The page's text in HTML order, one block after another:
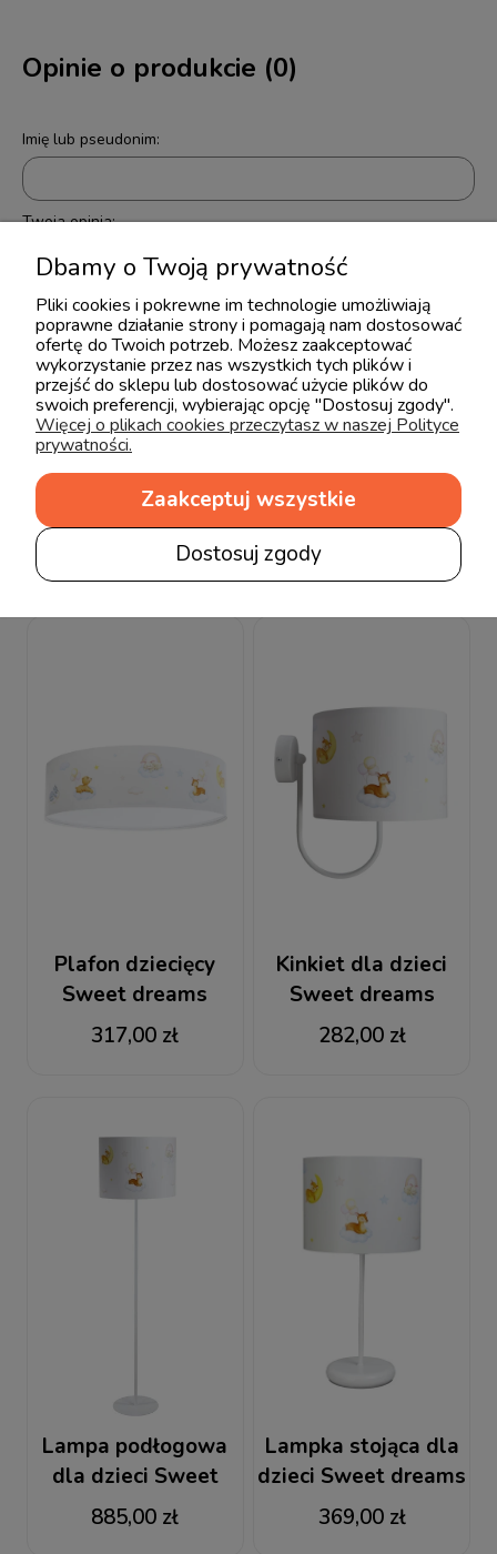
Opinie o produkcie (0)
Imię lub pseudonim:
Twoja opinia:
wyślij
Produkty powiązane
Plafon dziecięcy
Sweet dreams
317,00 zł
Kinkiet dla dzieci
Sweet dreams
282,00 zł
Lampa podłogowa
dla dzieci Sweet
dreams
885,00 zł
Lampka stojąca dla
dzieci Sweet dreams
369,00 zł
Dbamy o Twoją prywatność
Pliki cookies i pokrewne im technologie umożliwiają
poprawne działanie strony i pomagają nam dostosować
ofertę do Twoich potrzeb. Możesz zaakceptować
wykorzystanie przez nas wszystkich tych plików i
przejść do sklepu lub dostosować użycie plików do
swoich preferencji, wybierając opcję "Dostosuj zgody".
Więcej o plikach cookies przeczytasz w naszej Polityce
prywatności.
Dostosuj zgody
Zaakceptuj wszystkie